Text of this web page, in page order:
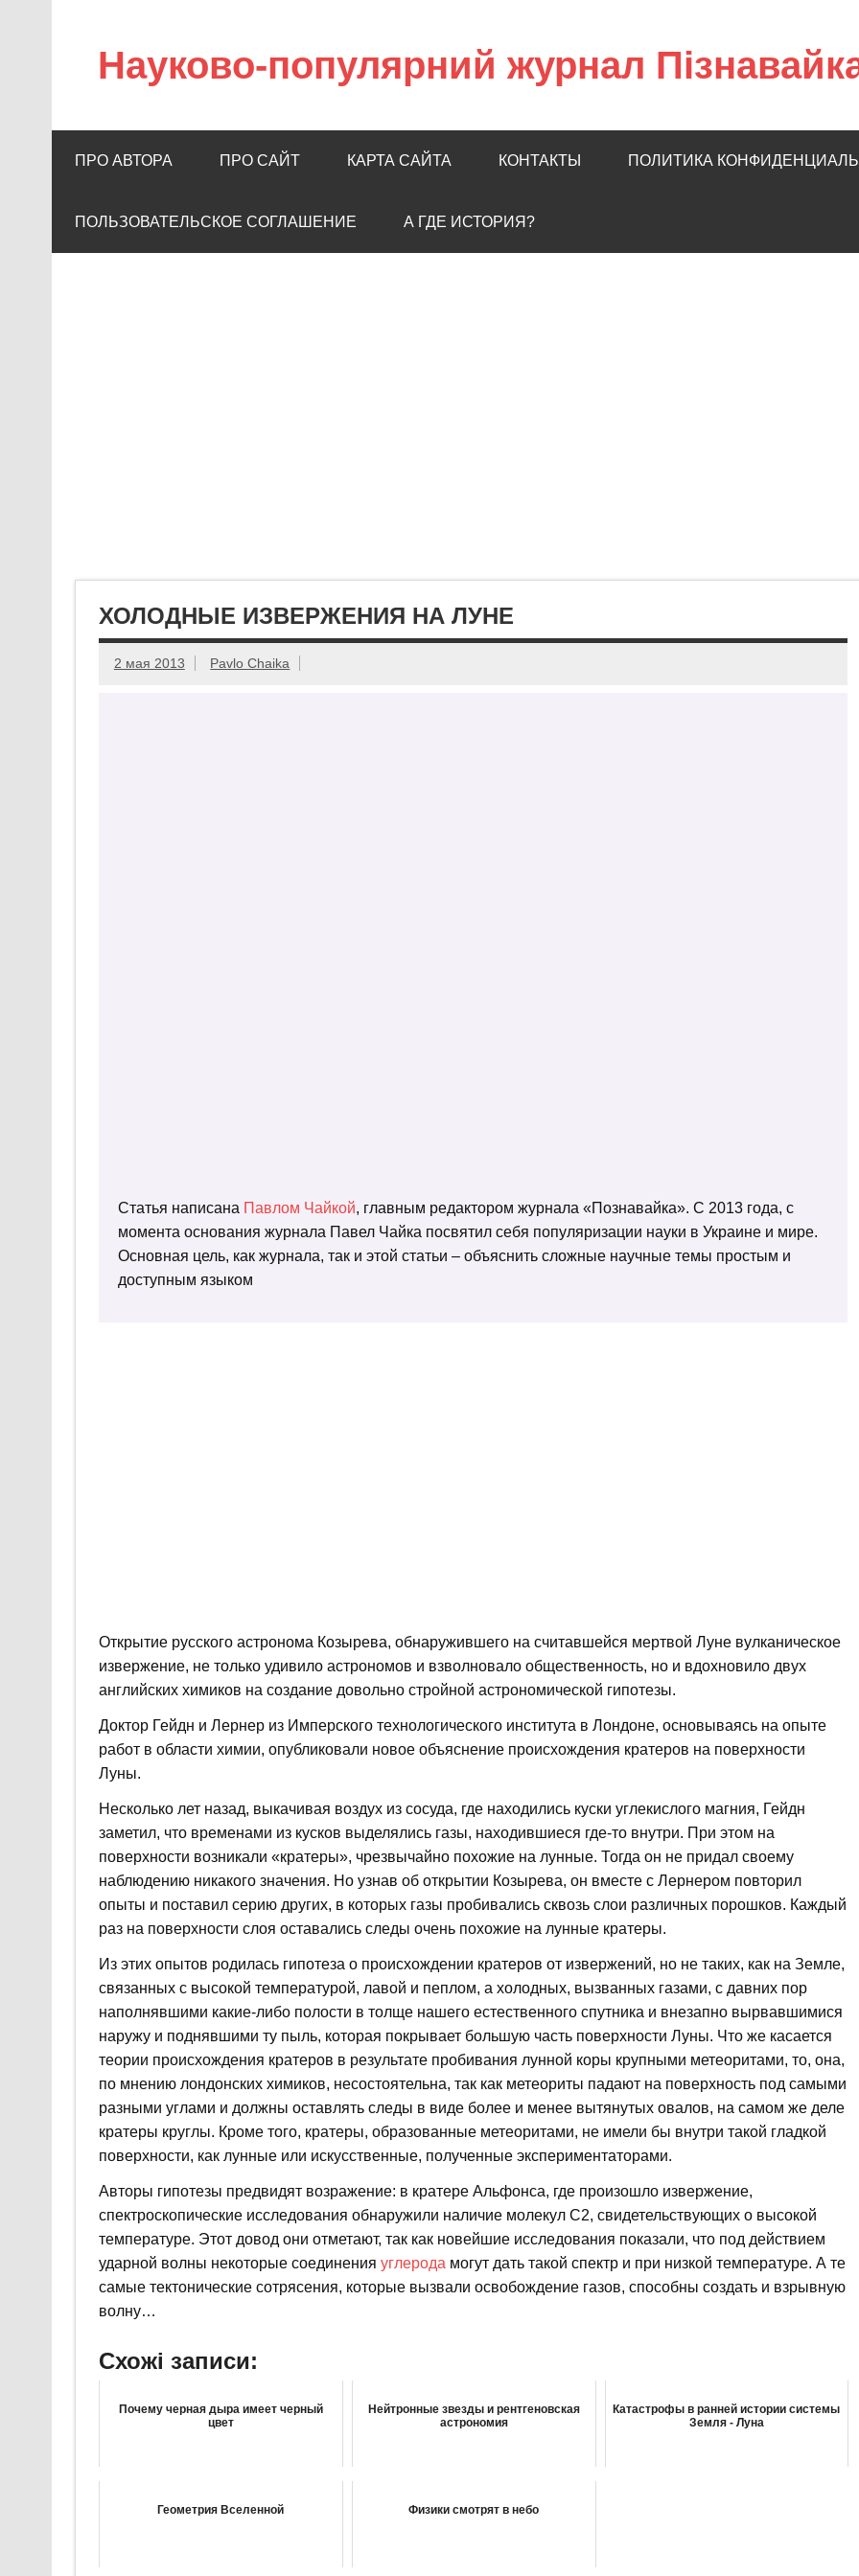
Науково-популярний журнал
ПРО АВТОРА ПРО САЙТ КАРТА САЙТА КОНТАКТЫ ПОЛИТИКА
ПОЛЬЗОВАТЕЛЬСКОЕ СОГЛАШЕНИЕ А ГДЕ ИСТОРИЯ?
ХОЛОДНЫЕ ИЗВЕРЖЕНИЯ НА ЛУНЕ
2 мая 2013 Pavlo Chaika
Статья написана Павлом Чайкой, главным редактором журнала «Познавайка». С 2013 года, с
момента основания журнала Павел Чайка посвятил себя популяризации науки в Украине и мире.
Основная цель, как журнала, так и этой статьи – объяснить сложные научные темы простым и
доступным языком
Открытие русского астронома Козырева, обнаружившего на считавшейся мертвой Луне вулканическое
извержение, не только удивило астрономов и взволновало общественность, но и вдохновило двух
английских химиков на создание довольно стройной астрономической гипотезы.
Доктор Гейдн и Лернер из Имперского технологического института в Лондоне, основываясь на опыте
работ в области химии, опубликовали новое объяснение происхождения кратеров на поверхности
Луны.
Несколько лет назад, выкачивая воздух из сосуда, где находились куски углекислого магния, Гейдн
заметил, что временами из кусков выделялись газы, находившиеся где-то внутри. При этом на
поверхности возникали «кратеры», чрезвычайно похожие на лунные. Тогда он не придал своему
наблюдению никакого значения. Но узнав об открытии Козырева, он вместе с Лернером повторил
опыты и поставил серию других, в которых газы пробивались сквозь слои различных порошков. Каждый
раз на поверхности слоя оставались следы очень похожие на лунные кратеры.
Из этих опытов родилась гипотеза о происхождении кратеров от извержений, но не таких, как на Земле,
связанных с высокой температурой, лавой и пеплом, а холодных, вызванных газами, с давних пор
наполнявшими какие-либо полости в толще нашего естественного спутника и внезапно вырвавшимися
наружу и поднявшими ту пыль, которая покрывает большую часть поверхности Луны. Что же касается
теории происхождения кратеров в результате пробивания лунной коры крупными метеоритами, то, она,
по мнению лондонских химиков, несостоятельна, так как метеориты падают на поверхность под самыми
разными углами и должны оставлять следы в виде более и менее вытянутых овалов, на самом же деле
кратеры круглы. Кроме того, кратеры, образованные метеоритами, не имели бы внутри такой гладкой
поверхности, как лунные или искусственные, полученные экспериментаторами.
Авторы гипотезы предвидят возражение: в кратере Альфонса, где произошло извержение,
спектроскопические исследования обнаружили наличие молекул С2, свидетельствующих о высокой
температуре. Этот довод они отметают, так как новейшие исследования показали, что под действием
ударной волны некоторые соединения углерода могут дать такой спектр и при низкой температуре. А те
самые тектонические сотрясения, которые вызвали освобождение газов, способны создать и взрывную
волну…
Схожі записи:
Почему черная дыра имеет черный
цвет
Нейтронные звезды и рентгеновская
астрономия
Катастрофы в ранней истории системы
Земля - Луна
Геометрия Вселенной Физики смотрят в небо